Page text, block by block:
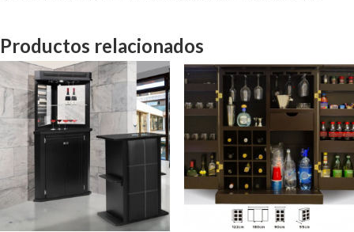
Productos relacionados